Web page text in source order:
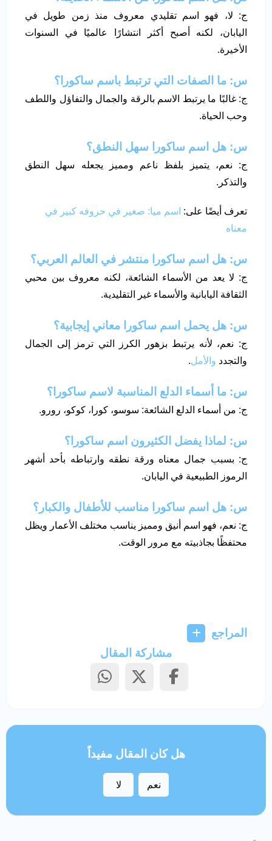
ج: لا، فهو اسم تقليدي معروف منذ زمن طويل في
اليابان، لكنه أصبح أكثر انتشارًا عالميًا في السنوات
الأخيرة.
س: ما الصفات التي ترتبط باسم ساكورا؟
ج: غالبًا ما يرتبط الاسم بالرقة والجمال والتفاؤل واللطف
وحب الحياة.
س: هل اسم ساكورا سهل النطق؟
ج: نعم، يتميز بلفظ ناعم ومميز يجعله سهل النطق
والتذكر.
تعرف أيضًا على: اسم ميا: صغير في حروفه كبير في
معناه
س: هل اسم ساكورا منتشر في العالم العربي؟
ج: لا يعد من الأسماء الشائعة، لكنه معروف بين محبي
الثقافة اليابانية والأسماء غير التقليدية.
س: هل يحمل اسم ساكورا معاني إيجابية؟
ج: نعم، لأنه يرتبط بزهور الكرز التي ترمز إلى الجمال
والتجدد والأمل.
س: ما أسماء الدلع المناسبة لاسم ساكورا؟
ج: من أسماء الدلع الشائعة: سوسو، كورا، كوكو، رورو.
س: لماذا يفضل الكثيرون اسم ساكورا؟
ج: بسبب جمال معناه ورقة نطقه وارتباطه بأحد أشهر
الرموز الطبيعية في اليابان.
س: هل اسم ساكورا مناسب للأطفال والكبار؟
ج: نعم، فهو اسم أنيق ومميز يناسب مختلف الأعمار ويظل
محتفظًا بجاذبيته مع مرور الوقت.
المراجع
مشاركة المقال
هل كان المقال مفيداً
نعم لا